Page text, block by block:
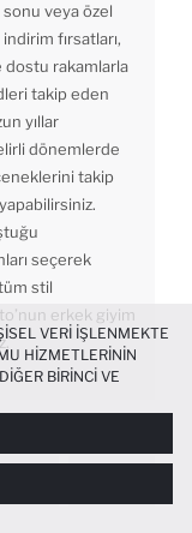
sonu veya özel
fırsatları,
dostu rakamlarla
takip eden
yıllar
dönemlerde
takip
seçerek
tüm stil
erkek giyim
VERI IŞLENMEKTE
HIZMETLERININ
BIRINCI VE
KILINMASI VE
SIZLERE
AMAÇLARIYLA
DAIR TERCIHLERINIZI
YÖNETEBILIR,